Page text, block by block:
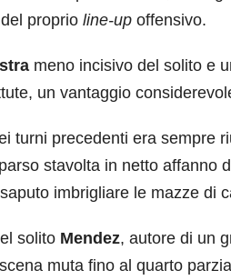
proprio line-up offensivo.
meno incisivo del solito e
un vantaggio
turni precedenti era sempre
stavolta in netto affanno
imbrigliare le mazze di
solito Mendez, autore di un
muta fino al quarto